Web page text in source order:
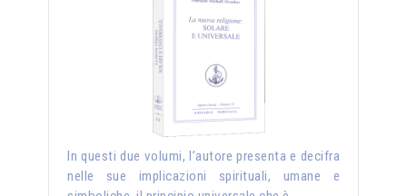
In questi due volumi, l’autore presenta e decifra
nelle sue implicazioni spirituali, umane e